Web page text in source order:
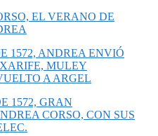
EL VERANO DE
1572, ANDREA ENVIÓ
MULEY
A ARGEL
1572, GRAN
CORSO, CON SUS